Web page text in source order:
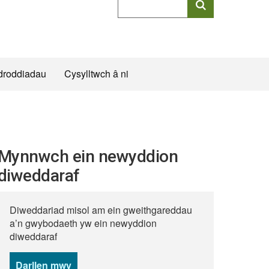
allweddeiriau
Cysylltwch â ni
ein newyddion
Diweddariad misol am ein gweithgareddau
a’n gwybodaeth yw ein newyddion
diweddaraf
Darllen mwy